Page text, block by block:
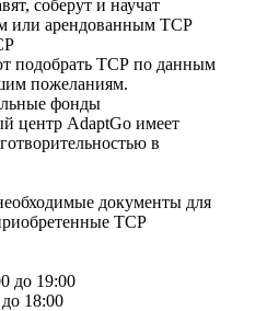
соберут и научат
или арендованным ТСР
подобрать ТСР по данным
пожеланиям.
фонды
центр AdaptGo имеет
в
документы для
ТСР
до 19:00
18:00